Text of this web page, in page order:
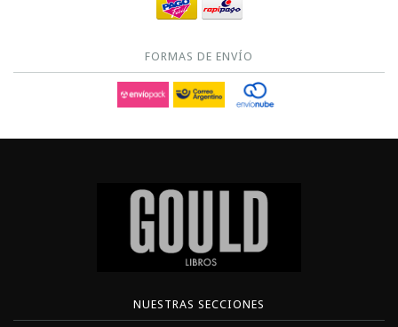
FORMAS DE ENVÍO
NUESTRAS SECCIONES